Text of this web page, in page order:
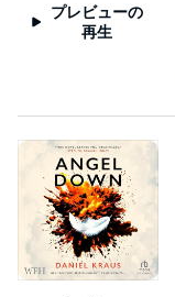
プレビューの
再生